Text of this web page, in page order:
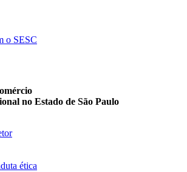
o SESC
no Estado de São Paulo
ética